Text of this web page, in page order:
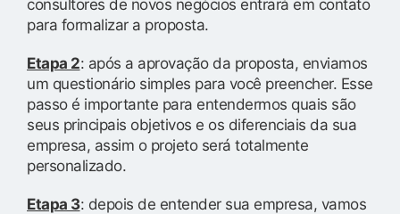
consultores de novos negócios entrará em contato
para formalizar a proposta.
Etapa 2: após a aprovação da proposta, enviamos
um questionário simples para você preencher. Esse
passo é importante para entendermos quais são
seus principais objetivos e os diferenciais da sua
empresa, assim o projeto será totalmente
personalizado.
Etapa 3: depois de entender sua empresa, vamos